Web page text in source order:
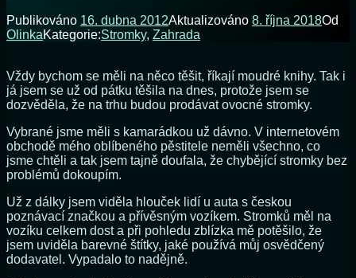
Publikováno 16. dubna 2012Aktualizováno 8. října 2018Od
OlinkaKategorie:Stromky, Zahrada
Vždy bychom se měli na něco těšit, říkají moudré knihy. Tak i
já jsem se už od pátku těšila na dnes, protože jsem se
dozvěděla, že na trhu budou prodávat ovocné stromky.
Vybrané jsme měli s kamarádkou už dávno. V internetovém
obchodě mého oblíbeného pěstitele neměli všechno, co
jsme chtěli a tak jsem tajně doufala, že chybějící stromky bez
problémů dokoupím.
Už z dálky jsem viděla hlouček lidí u auta s českou
poznávací značkou a přívěsným vozíkem. Stromků měl na
vozíku celkem dost a při pohledu zblízka mě potěšilo, že
jsem uviděla barevné štítky, jaké používá můj osvědčený
dodavatel. Vypadalo to nadějně.